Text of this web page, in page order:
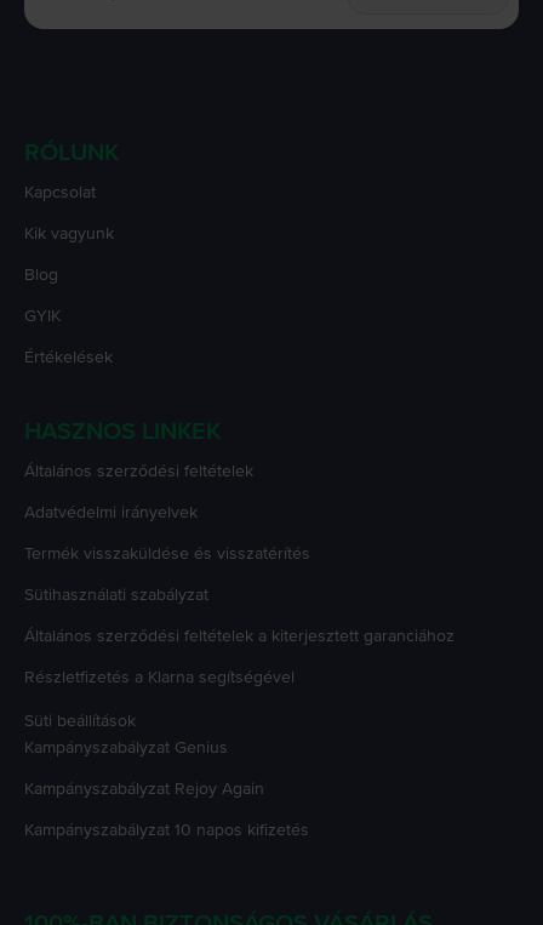
RÓLUNK
Kapcsolat
Kik vagyunk
Blog
GYIK
Értékelések
HASZNOS LINKEK
Általános szerződési feltételek
Adatvédelmi irányelvek
Termék visszaküldése és visszatérítés
Sütihasználati szabályzat
Általános szerződési feltételek a kiterjesztett garanciához
Részletfizetés a Klarna segítségével
Süti beállítások
Kampányszabályzat Genius
Kampányszabályzat Rejoy Again
Kampányszabályzat 10 napos kifizetés